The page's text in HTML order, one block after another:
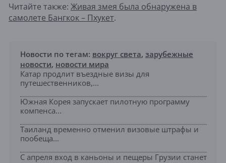
Читайте также: Живая змея была обнаружена в
самолете Бангкок – Пхукет.
Новости по тегам: вокруг света, зарубежные
новости, новости мира
Катар продлит въездные визы для
путешественников,...
Южная Корея запускает пилотную программу
компенса...
Таиланд временно отменил визовые штрафы и
пообеща...
С апреля вход в каньоны и пещеры Грузии станет